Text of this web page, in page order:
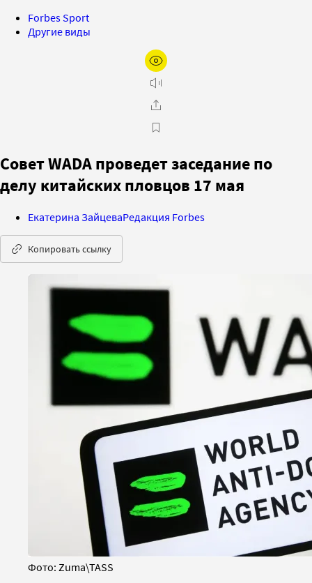
Forbes Sport
Другие виды
Совет WADA проведет заседание по
делу китайских пловцов 17 мая
Екатерина ЗайцеваРедакция Forbes
Копировать ссылку
Фото: Zuma\TASS